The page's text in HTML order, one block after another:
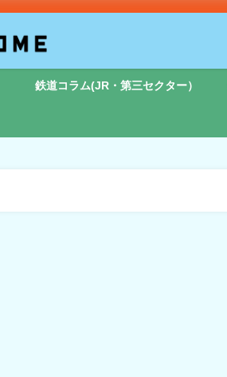
鉄道コラム(JR・第三セクター）